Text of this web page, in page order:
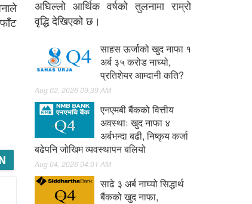
अघिल्लो आर्थिक वर्षको तुलनामा राम्रो
वृद्धि देखिएको छ।
साहस ऊर्जाको खुद नाफा १
अर्ब ३५ करोड नाघ्यो,
प्रतिशेयर आम्दानी कति?
Aug 02, 2026 09:39 AM
एनएमबी बैंकको वित्तीय
अवस्थाः खुद नाफा ४
अर्बभन्दा बढी, निष्कृय कर्जा
बढेपनि जोखिम व्यवस्थापन बलियो
Aug 04, 2026 04:01 AM
साढे ३ अर्ब नाघ्यो सिद्धार्थ
बैंकको खुद नाफा,